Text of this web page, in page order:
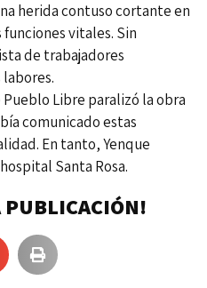
herida contuso cortante en
vitales. Sin
de trabajadores
labores.
Libre paralizó la obra
comunicado estas
En tanto, Yenque
Santa Rosa.
PUBLICACIÓN!